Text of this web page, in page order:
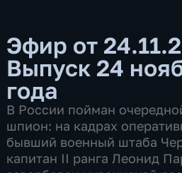
Эфир от
Выпуск 24
года
В России пойман
шпион: на кадрах
бывший военный штаба
капитан II ранга Леонид